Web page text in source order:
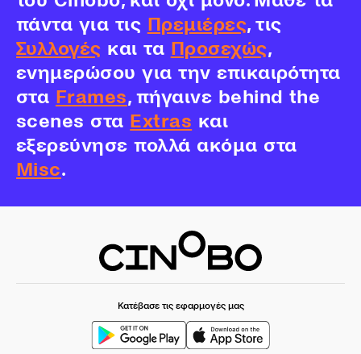
πάντα για τις Πρεμιέρες, τις
Συλλογές και τα Προσεχώς,
ενημερώσου για την επικαιρότητα
στα Frames, πήγαινε behind the
scenes στα Extras και
εξερεύνησε πολλά ακόμα στα
Misc.
Κατέβασε τις εφαρμογές μας